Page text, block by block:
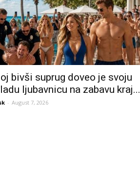
bivši suprug doveo je svoju
ljubavnicu na zabavu kraj...
- August 7, 2026